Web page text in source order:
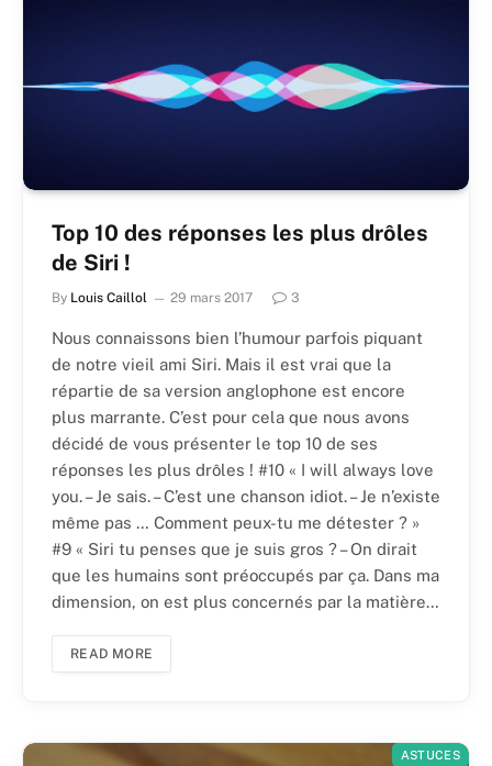
Top 10 des réponses les plus drôles
de Siri !
By Louis Caillol 29 mars 2017 3
Nous connaissons bien l’humour parfois piquant
de notre vieil ami Siri. Mais il est vrai que la
répartie de sa version anglophone est encore
plus marrante. C’est pour cela que nous avons
décidé de vous présenter le top 10 de ses
réponses les plus drôles ! #10 « I will always love
you. – Je sais. – C’est une chanson idiot. – Je n’existe
même pas … Comment peux-tu me détester ? »
#9 « Siri tu penses que je suis gros ? – On dirait
que les humains sont préoccupés par ça. Dans ma
dimension, on est plus concernés par la matière…
READ MORE
ASTUCES